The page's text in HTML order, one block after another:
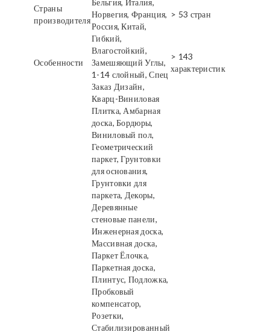
Страны
производителя
Бельгия, Италия,
Норвегия, Франция,
Россия, Китай,
> 53 стран
Особенности
Гибкий,
Влагостойкий,
Замешяющий Углы,
1-14 слойный, Спец
Заказ Дизайн,
> 143
характеристик
Кварц-Виниловая
Плитка, Амбарная
доска, Бордюры,
Виниловый пол,
Геометрический
паркет, Грунтовки
для основания,
Грунтовки для
паркета, Декоры,
Деревянные
стеновые панели,
Инженерная доска,
Массивная доска,
Паркет Ёлочка,
Паркетная доска,
Плинтус, Подложка,
Пробковый
компенсатор,
Розетки,
Стабилизированный